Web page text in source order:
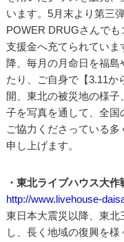
います。5月末より第三
POWER DRUGさんで
支援金へ充てられていま
降、毎月の月命日を福
たり、ご自身で【3.11か
開、東北の被災地の様
子を写真を通して、全国
ご協力くださっている
申し上げます。
・東北ライブハウス大
http://www.livehouse-
東日本大震災以降、東
し、長く地域の復興を